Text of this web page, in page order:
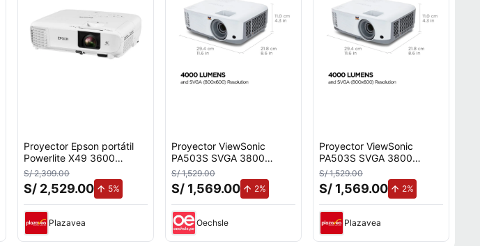
Proyector Epson portátil
Powerlite X49 3600
Lúmenes XGA 1024x768
S/ 2,399.00
S/ 2,529.00 5%
Plazavea
Proyector ViewSonic
PA503S SVGA 3800
Lúmenes HDMI VGA DLP
S/ 1,529.00
S/ 1,569.00 2%
Oechsle
Proyector ViewSonic
PA503S SVGA 3800
Lúmenes HDMI VGA DLP
S/ 1,529.00
S/ 1,569.00 2%
Plazavea